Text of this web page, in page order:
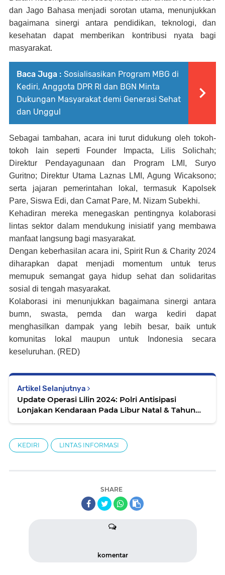
dan Jago Bahasa menjadi sorotan utama, menunjukkan
bagaimana sinergi antara pendidikan, teknologi, dan
kesehatan dapat memberikan kontribusi nyata bagi
masyarakat.
Baca Juga : Sosialisasikan Program MBG di
Kediri, Anggota DPR RI dan BGN Minta
Dukungan Masyarakat demi Generasi Sehat
dan Unggul
Sebagai tambahan, acara ini turut didukung oleh tokoh-
tokoh lain seperti Founder Impacta, Lilis Solichah;
Direktur Pendayagunaan dan Program LMI, Suryo
Guritno; Direktur Utama Laznas LMI, Agung Wicaksono;
serta jajaran pemerintahan lokal, termasuk Kapolsek
Pare, Siswa Edi, dan Camat Pare, M. Nizam Subekhi.
Kehadiran mereka menegaskan pentingnya kolaborasi
lintas sektor dalam mendukung inisiatif yang membawa
manfaat langsung bagi masyarakat.
Dengan keberhasilan acara ini, Spirit Run & Charity 2024
diharapkan dapat menjadi momentum untuk terus
memupuk semangat gaya hidup sehat dan solidaritas
sosial di tengah masyarakat.
Kolaborasi ini menunjukkan bagaimana sinergi antara
bumn, swasta, pemda dan warga kediri dapat
menghasilkan dampak yang lebih besar, baik untuk
komunitas lokal maupun untuk Indonesia secara
keseluruhan. (RED)
Artikel Selanjutnya
Update Operasi Lilin 2024: Polri Antisipasi
Lonjakan Kendaraan Pada Libur Natal & Tahun
KEDIRI LINTAS INFORMASI
SHARE
komentar